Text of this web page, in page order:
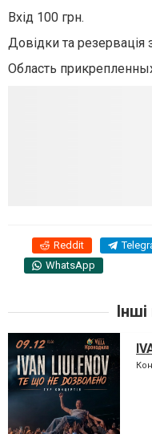
Вхід 100 грн.
Довідки та резервація
Область
Reddit
WhatsApp